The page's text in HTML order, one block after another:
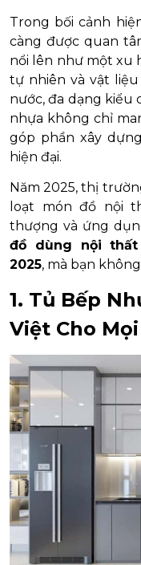
Trong bối cảnh
càng được quan
nổi lên như một xu
tự nhiên và vật
nước, đa dạng kiểu
nhựa không chỉ
góp phần xây
hiện đại.
Năm 2025, thị
loạt món đồ nội
thượng và ứng
đồ dùng nội
2025, mà bạn
1. Tủ Bếp
Việt Cho